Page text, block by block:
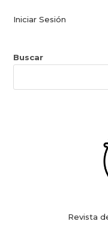
Iniciar Sesión
Buscar
Revista